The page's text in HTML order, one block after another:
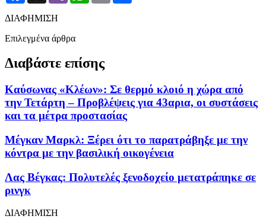
ΔΙΑΦΗΜΙΣΗ
Επιλεγμένα άρθρα
Διαβάστε επίσης
Καύσωνας «Κλέων»: Σε θερμό κλοιό η χώρα από
την Τετάρτη – Προβλέψεις για 43αρια, οι συστάσεις
και τα μέτρα προστασίας
Μέγκαν Μαρκλ: Ξέρει ότι το παρατράβηξε με την
κόντρα με την βασιλική οικογένεια
Λας Βέγκας: Πολυτελές ξενοδοχείο μετατράπηκε σε
ρινγκ
ΔΙΑΦΗΜΙΣΗ